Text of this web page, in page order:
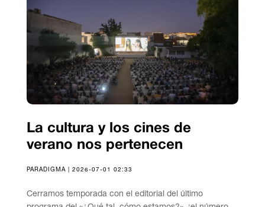
La cultura y los cines de
verano nos pertenecen
PARADIGMA | 2026-07-01 02:33
Cerramos temporada con el editorial del último